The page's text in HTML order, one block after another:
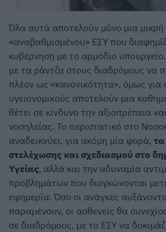
Όλα αυτά αποτελούν μόνο μια μικρή
«αναβαθμισμένου» ΕΣΥ που
κυβέρνηση με το αρμόδιο
με τα ράντζα στους διαδρόμους να
πλέον ως «κανονικότητα», όμως για
υγειονομικούς αποτελούν μια
θέτει σε κίνδυνο την αξιοπρέπεια
νοσηλείας. Το περιστατικό στο
αναδεικνύει, για ακόμη μία φορά,
στελέχωσης και σχεδιασμού στο
Υγείας, αλλά και την αδυναμία
προβλημάτων που διογκώνονται
εφημερία. Όσο οι ανάγκες
παραμένουν, οι ασθενείς θα
σε διαδρόμους, με το ΕΣΥ να